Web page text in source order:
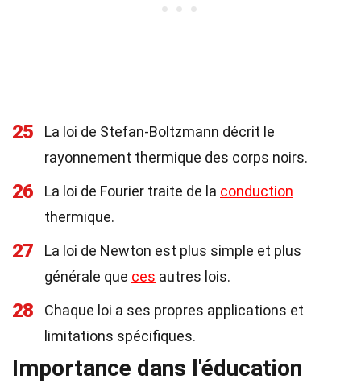
25
La loi de Stefan-Boltzmann décrit le
rayonnement thermique des corps noirs.
26 La loi de Fourier traite de la conduction
thermique.
27
La loi de Newton est plus simple et plus
générale que ces autres lois.
28
Chaque loi a ses propres applications et
limitations spécifiques.
Importance dans l'éducation